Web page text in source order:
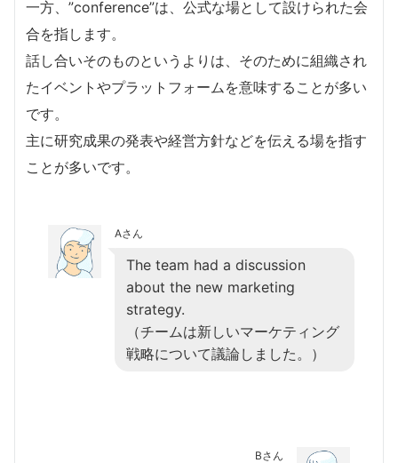
一方、”conference”は、公式な場として設けられた会
合を指します。
話し合いそのものというよりは、そのために組織され
たイベントやプラットフォームを意味することが多い
です。
主に研究成果の発表や経営方針などを伝える場を指す
ことが多いです。
Aさん
The team had a discussion
about the new marketing
strategy.
（チームは新しいマーケティング
戦略について議論しました。）
Bさん